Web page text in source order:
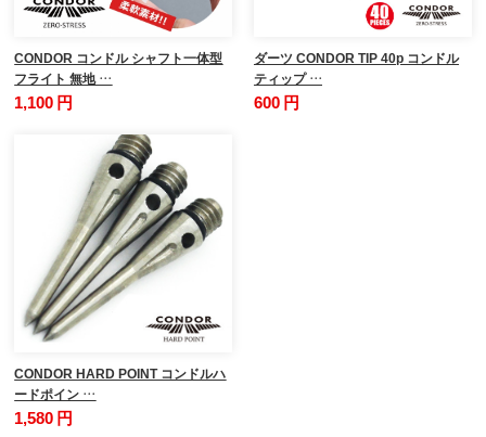
CONDOR コンドル シャフト一体型
フライト 無地 …
1,100 円
ダーツ CONDOR TIP 40p コンドル
ティップ …
600 円
CONDOR HARD POINT コンドルハ
ードポイン …
1,580 円